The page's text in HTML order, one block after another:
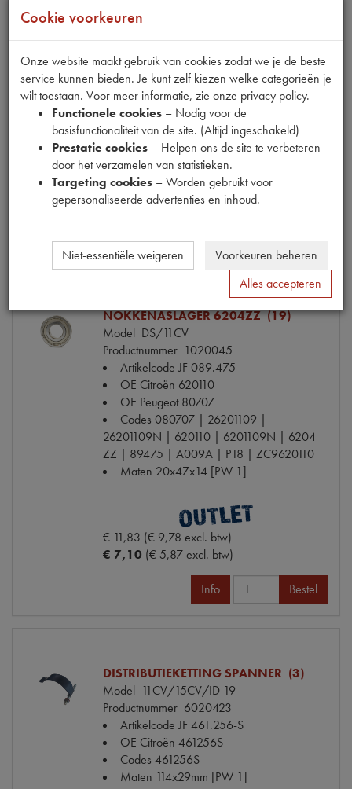
(17)
ModelDS/CX
Productnummer1040075
OE Citroën612629
Codes26126299 | 26126299L |
29*46*10 SINGLE | 612629 | A009 | P51
| ZC9612629U
Maten 29x46x10mm [PW 1]
€ 10,29(€ 8,50 excl. btw)
Info Bestel
NOKKENASLAGER 6204ZZ (19)
Model DS/11CV
Productnummer 1020045
Artikelcode JF089.475
OE Citroën 620110
OE Peugeot 80707
Codes 080707 | 26201109 |
26201109N | 620110 | 6201109N | 6204
ZZ | 89475 | A009A | P18 | ZC9620110
Maten 20x47x14 [PW 1]
€ 11,83 (€ 9,78 excl. btw)
€ 7,10 (€ 5,87 excl. btw)
Info Bestel
DISTRIBUTIEKETTING SPANNER (3)
Model 11CV/15CV/ID 19
Productnummer 6020423
Artikelcode JF461.256-S
OE Citroën 461256S
Codes 461256S
Maten 114x29mm [PW 1]
Cookie voorkeuren
Onze website maakt gebruik van cookies zodat we je de beste
service kunnen bieden. Je kunt zelf kiezen welke categorieën je
wilt toestaan. Voor meer informatie, zie onze privacy policy.
Functionele cookies – Nodig voor de
basisfunctionaliteit van de site. (Altijd ingeschakeld)
Prestatie cookies – Helpen ons de site te verbeteren
door het verzamelen van statistieken.
Targeting cookies – Worden gebruikt voor
gepersonaliseerde advertenties en inhoud.
Niet-essentiële weigeren
Voorkeuren beheren
Alles accepteren